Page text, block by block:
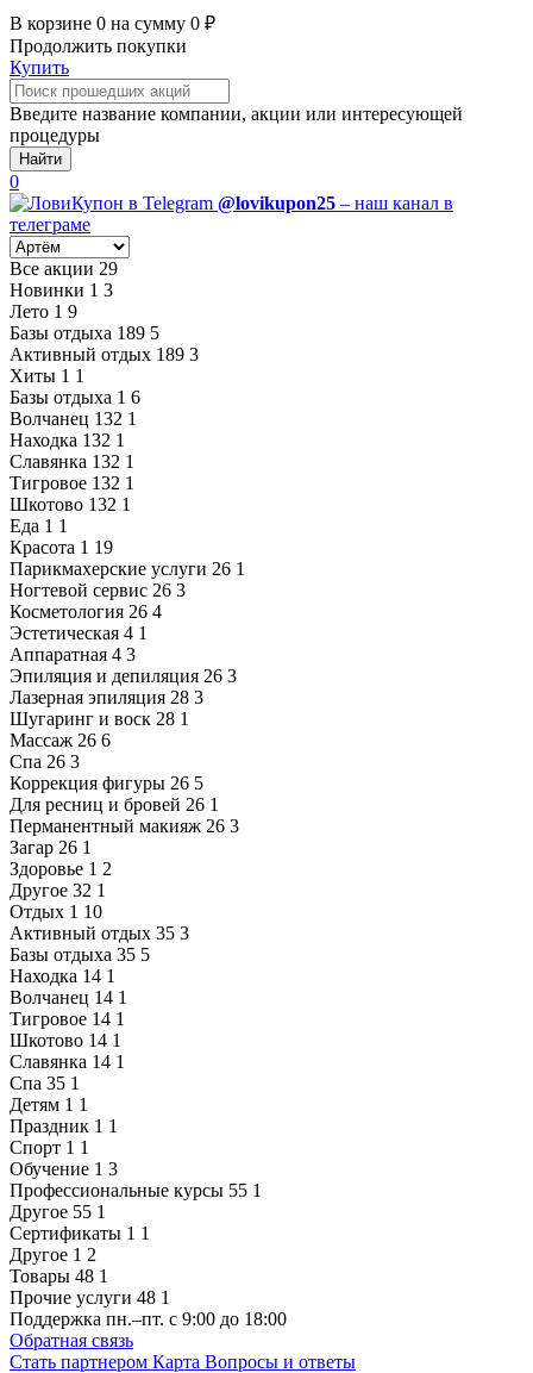
В корзине 0 на сумму 0 ₽
Продолжить покупки
Купить
Введите название компании, акции или интересующей
процедуры
Найти
0
@lovikupon25 – наш канал в
телеграме
Все акции 29
Новинки 1 3
Лето 1 9
Базы отдыха 189 5
Активный отдых 189 3
Хиты 1 1
Базы отдыха 1 6
Волчанец 132 1
Находка 132 1
Славянка 132 1
Тигровое 132 1
Шкотово 132 1
Еда 1 1
Красота 1 19
Парикмахерские услуги 26 1
Ногтевой сервис 26 3
Косметология 26 4
Эстетическая 4 1
Аппаратная 4 3
Эпиляция и депиляция 26 3
Лазерная эпиляция 28 3
Шугаринг и воск 28 1
Массаж 26 6
Спа 26 3
Коррекция фигуры 26 5
Для ресниц и бровей 26 1
Перманентный макияж 26 3
Загар 26 1
Здоровье 1 2
Другое 32 1
Отдых 1 10
Активный отдых 35 3
Базы отдыха 35 5
Находка 14 1
Волчанец 14 1
Тигровое 14 1
Шкотово 14 1
Славянка 14 1
Спа 35 1
Детям 1 1
Праздник 1 1
Спорт 1 1
Обучение 1 3
Профессиональные курсы 55 1
Другое 55 1
Сертификаты 1 1
Другое 1 2
Товары 48 1
Прочие услуги 48 1
Поддержка пн.–пт. с 9:00 до 18:00
Обратная связь
Стать партнером Карта Вопросы и ответы